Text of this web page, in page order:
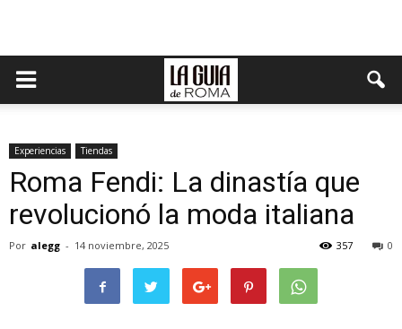
Experiencias Tiendas
Roma Fendi: La dinastía que
revolucionó la moda italiana
Por alegg - 14 noviembre, 2025 0
357